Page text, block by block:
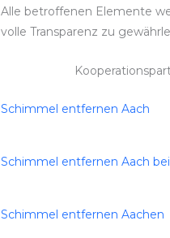
Alle betroffenen Elemente
volle Transparenz zu
Schimmel entfernen Aach
Schimmel entfernen Aach
Schimmel entfernen Aachen